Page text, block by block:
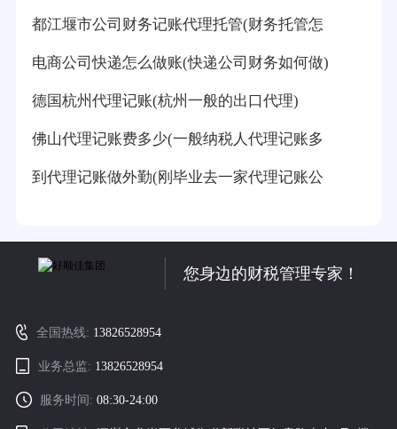
都江堰市公司财务记账代理托管(财务托管怎
电商公司快递怎么做账(快递公司财务如何做)
德国杭州代理记账(杭州一般的出口代理)
佛山代理记账费多少(一般纳税人代理记账多
到代理记账做外勤(刚毕业去一家代理记账公
您身边的财税管理专家！
全国热线: 13826528954
业务总监: 13826528954
服务时间:08:30-24:00